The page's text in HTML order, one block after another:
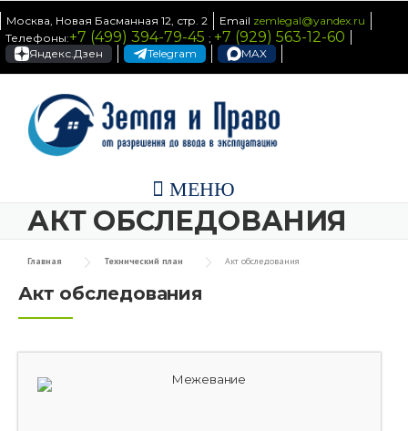
Skip to content
Москва, Новая Басманная 12, стр. 2 Email zemlegal@yandex.ru
Телефоны:+7 (499) 394-79-45 ; +7 (929) 563-12-60
Яндекс.Дзен Telegram MAX
МЕНЮ
АКТ ОБСЛЕДОВАНИЯ
Главная Технический план Акт обследования
Акт обследования
Межевание